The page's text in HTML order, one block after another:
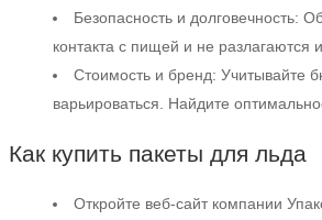
Безопасность и долговечность:
контакта с пищей и не разлагаются
Стоимость и бренд: Учитывайте
варьироваться. Найдите
Как купить пакеты для льда
Откройте веб-сайт компании